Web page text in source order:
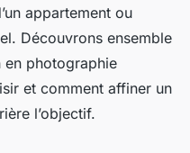
appartement ou
Découvrons ensemble
photographie
et comment affiner un
l’objectif.